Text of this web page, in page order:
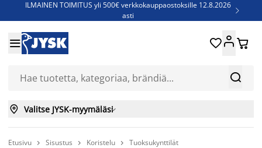
ILMAINEN TOIMITUS yli 500€ verkkokauppaostoksille 12.8.2026
asti

Jenkkisänkyjä - Säästä jopa 60%


 
 Valitse JYSK-myymäläsi
Etusivu  Sisustus  Koristelu  Tuoksukynttilät